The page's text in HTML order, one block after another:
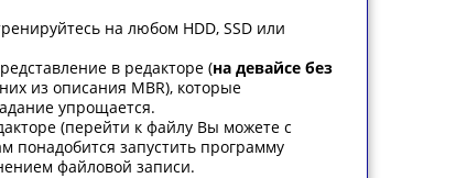
на любом HDD, SSD или
в редакторе (на девайсе без
из описания MBR), которые
упрощается.
(перейти к файлу Вы можете с
понадобится запустить программу
файловой записи.